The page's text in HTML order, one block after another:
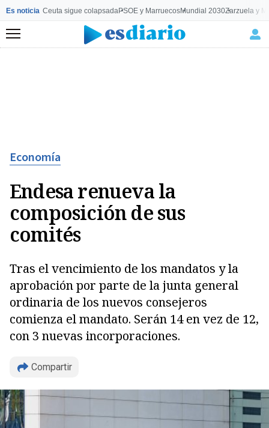
Es noticia Ceuta sigue colapsadaPSOE y MarruecosMundial 2030Zarzuela y
Menú
Economía
Endesa renueva la
composición de sus
comités
Tras el vencimiento de los mandatos y la
aprobación por parte de la junta general
ordinaria de los nuevos consejeros
comienza el mandato. Serán 14 en vez de 12,
con 3 nuevas incorporaciones.
Compartir